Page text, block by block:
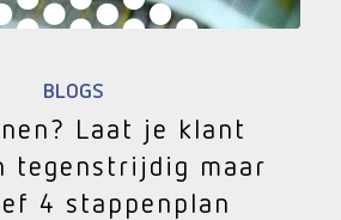
BLOGS
Laat je klant
tegenstrijdig maar
4 stappenplan